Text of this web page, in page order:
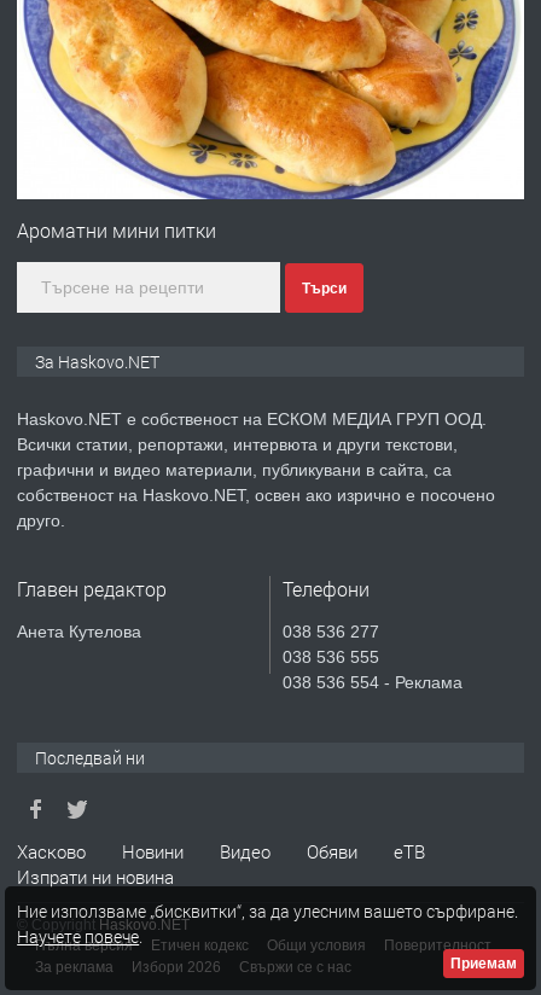
ПРЕДЛАГА Давам гараж под наем
преди 4 дни
№4120 Магазин/Офис под наем в кв.
градската градина!
преди 5 дни
ПРЕДЛАГА
Продавам парцел в гр. Хасково кв.
СГЛОБЯВАНЕ НА МЕБЕЛИ.
апартамент под наем в кв.
Училищни, гр. Хасково.
преди 5 дни
Ароматни мини питки
Търси
За Haskovo.NET
Haskovo.NET е собственост на ЕСКОМ МЕДИА ГРУП ООД.
Всички статии, репортажи, интервюта и други текстови,
графични и видео материали, публикувани в сайта, са
собственост на Haskovo.NET, освен ако изрично е посочено
друго.
Главен редактор
Анета Кутелова
Телефони
038 536 277
038 536 555
038 536 554 - Реклама
Последвай ни
Хасково Новини Видео Обяви
еТВ
Изпрати ни новина
© Copyright Haskovo.NET
Пълна версия
Етичен кодекс Общи условия
Поверителност
За реклама
Избори 2026 Свържи се с нас
Ние използваме „бисквитки“, за да улесним вашето сърфиране.
Научете повече.
Приемам